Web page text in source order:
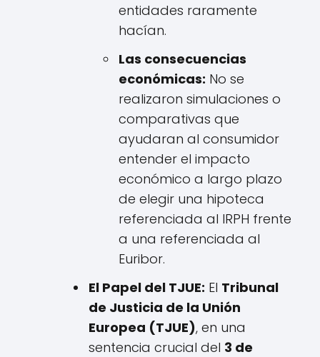
entidades raramente
hacían.
Las consecuencias
económicas: No se
realizaron simulaciones o
comparativas que
ayudaran al consumidor
entender el impacto
económico a largo plazo
de elegir una hipoteca
referenciada al IRPH frente
a una referenciada al
Euribor.
El Papel del TJUE: El Tribunal
de Justicia de la Unión
Europea (TJUE), en una
sentencia crucial del 3 de